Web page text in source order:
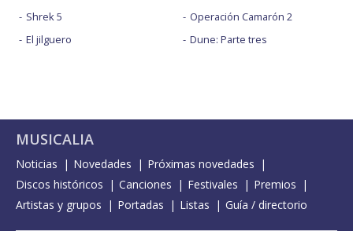
Shrek 5
El jilguero
Operación Camarón 2
Dune: Parte tres
MUSICALIA
Noticias Novedades
Próximas novedades
Discos históricos
Canciones Festivales
Premios
Artistas y grupos
Portadas Listas Guía / directorio